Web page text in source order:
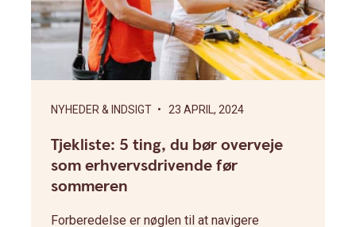
NYHEDER & INDSIGT • 23 APRIL, 2024
Tjekliste: 5 ting, du bør overveje
som erhvervsdrivende før
sommeren
Forberedelse er nøglen til at navigere